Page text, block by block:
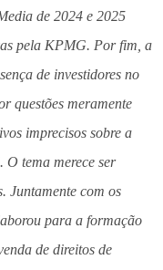
de 2024 e 2025
pela KPMG. Por fim, a
de investidores no
questões meramente
imprecisos sobre a
O tema merece ser
Juntamente com os
para a formação
de direitos de